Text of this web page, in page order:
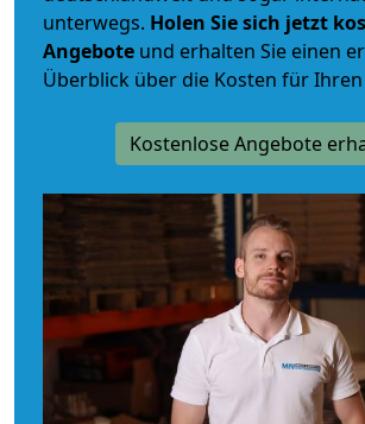
unterwegs. Holen Sie sich jetzt
Angebote und erhalten Sie einen
Überblick über die Kosten für
Kostenlose Angebote